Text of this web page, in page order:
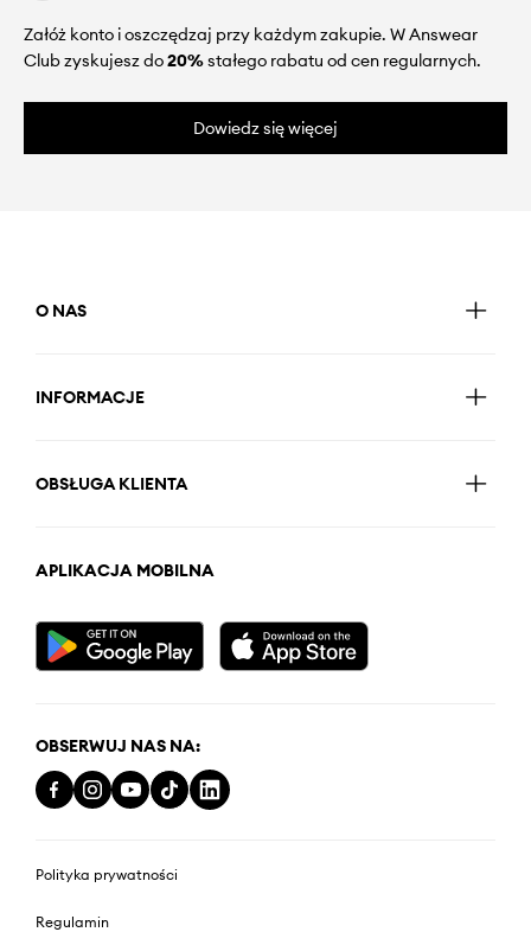
Załóż konto i oszczędzaj przy każdym zakupie. W Answear
Club zyskujesz do20%stałego rabatu od cen regularnych.
Dowiedz się więcej
O NAS
INFORMACJE
OBSŁUGA KLIENTA
APLIKACJA MOBILNA
OBSERWUJ NAS NA:
Polityka prywatności
Regulamin